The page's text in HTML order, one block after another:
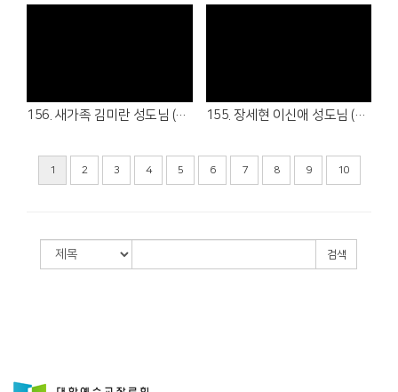
156. 새가족 김미란 성도님 (26.04.05 - 1여전도회) 155. 장세현 이신애 성도님 (26.03.22 - 1남전도회, 3여전도회)
1 2 3 4 5 6 7 8 9 10
검색